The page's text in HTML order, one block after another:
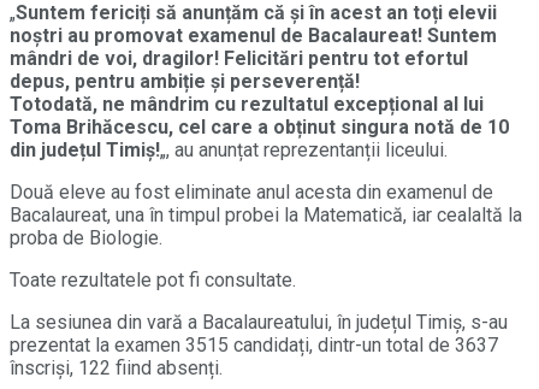
„Suntem fericiți să anunțăm că și în acest an toți elevii
noștri au promovat examenul de Bacalaureat! Suntem
mândri de voi, dragilor! Felicitări pentru tot efortul
depus, pentru ambiție și perseverență!
Totodată, ne mândrim cu rezultatul excepțional al lui
Toma Brihăcescu, cel care a obținut singura notă de 10
din județul Timiș!„, au anunțat reprezentanții liceului.
Două eleve au fost eliminate anul acesta din examenul de
Bacalaureat, una în timpul probei la Matematică, iar cealaltă la
proba de Biologie.
Toate rezultatele pot fi consultate.
La sesiunea din vară a Bacalaureatului, în județul Timiș, s-au
prezentat la examen 3515 candidați, dintr-un total de 3637
înscriși, 122 fiind absenți.